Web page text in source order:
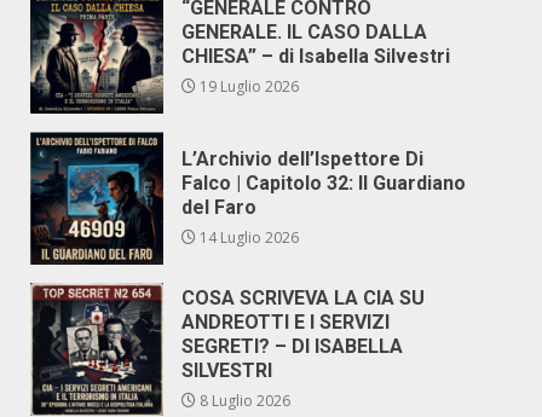
“GENERALE CONTRO
GENERALE. IL CASO DALLA
CHIESA” – di Isabella Silvestri
19 Luglio 2026
L’Archivio dell’Ispettore Di
Falco | Capitolo 32: Il Guardiano
del Faro
14 Luglio 2026
COSA SCRIVEVA LA CIA SU
ANDREOTTI E I SERVIZI
SEGRETI? – DI ISABELLA
SILVESTRI
8 Luglio 2026